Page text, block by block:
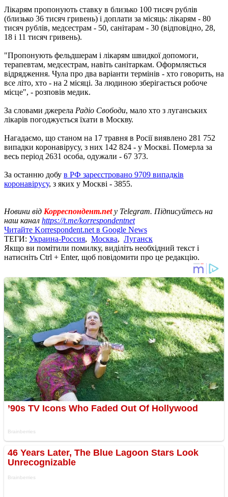
Лікарям пропонують ставку в близько 100 тисяч рублів
(близько 36 тисяч гривень) і доплати за місяць: лікарям - 80
тисяч рублів, медсестрам - 50, санітарам - 30 (відповідно, 28,
18 і 11 тисяч гривень).
"Пропонують фельдшерам і лікарям швидкої допомоги,
терапевтам, медсестрам, навіть санітаркам. Оформляється
відрядження. Чула про два варіанти термінів - хто говорить, на
все літо, хто - на 2 місяці. За людиною зберігається робоче
місце", - розповів медик.
За словами джерела Радіо Свободи, мало хто з луганських
лікарів погоджується їхати в Москву.
Нагадаємо, що станом на 17 травня в Росії виявлено 281 752
випадки коронавірусу, з них 142 824 - у Москві. Померла за
весь період 2631 особа, одужали - 67 373.
За останню добу в РФ зареєстровано 9709 випадків
коронавірусу, з яких у Москві - 3855.
Новини від Корреспондент.netу Telegram. Підписуйтесь на
наш канал https://t.me/korrespondentnet
Читайте Korrespondent.net в Google News
ТЕГИ: Украина-Россия, Москва, Луганск
Якщо ви помітили помилку, виділіть необхідний текст і
натисніть Ctrl + Enter, щоб повідомити про це редакцію.